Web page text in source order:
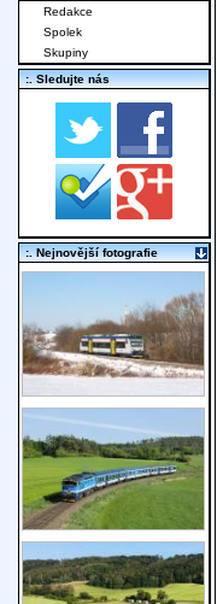
Redakce
Spolek
Skupiny
:. Sledujte nás
:. Nejnovější fotografie